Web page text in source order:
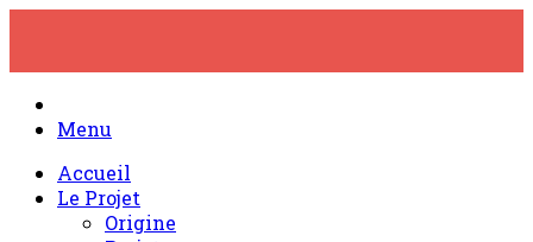
content
Menu
Accueil
Le Projet
Origine